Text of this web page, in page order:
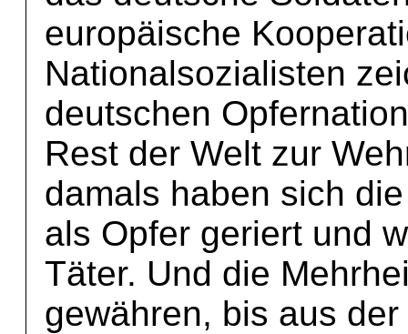
europäische
Nationalsozialisten
deutschen
Rest der Welt zur
damals haben sich
als Opfer geriert und
Täter. Und die
gewähren, bis aus